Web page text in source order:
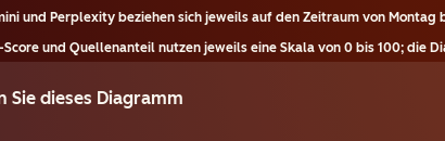
und Perplexity beziehen sich jeweils auf den Zeitraum von
und Quellenanteil nutzen jeweils eine Skala von 0 bis 100; die
Sie dieses Diagramm